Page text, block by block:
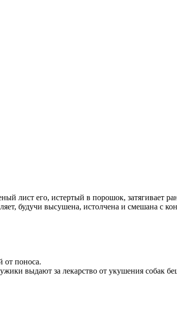
лист его, истертый в порошок, затягивает
будучи высушена, истолчена и смешана с
от поноса.
выдают за лекарство от укушения собак